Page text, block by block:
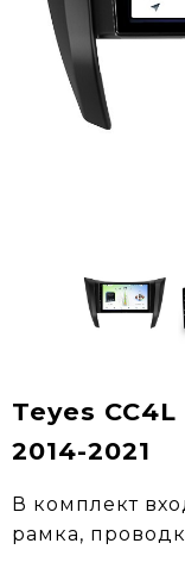
Teyes
2014-2021
В комплект
рамка,